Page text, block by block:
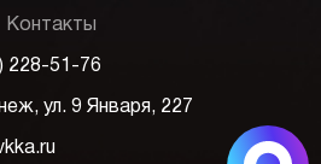
Контакты
228-51-76
ул. 9 Января, 227